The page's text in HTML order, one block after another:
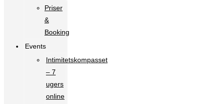
Priser
&
Booking
Events
Intimitetskompasset
– 7
ugers
online